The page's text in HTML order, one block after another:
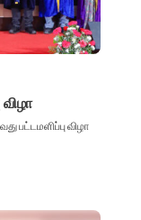
விழா
பட்டமளிப்பு விழா